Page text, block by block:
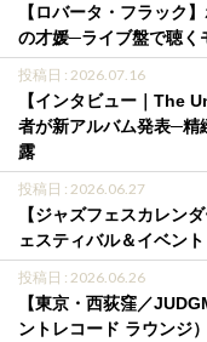
【ロバータ・フラック
の才媛─ライブ盤で聴く
投稿日 : 2026.07.16
【インタビュー｜The
者が新アルバム発表─精
露
投稿日 : 2026.06.27
【ジャズフェスカレン
ェスティバル＆イベント
投稿日 : 2026.06.26
【東京・西荻窪／
ントレコード ラウンジ